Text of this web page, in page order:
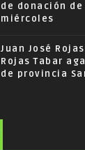
de donación
miércoles
Juan José
Rojas Tabar
de provincia